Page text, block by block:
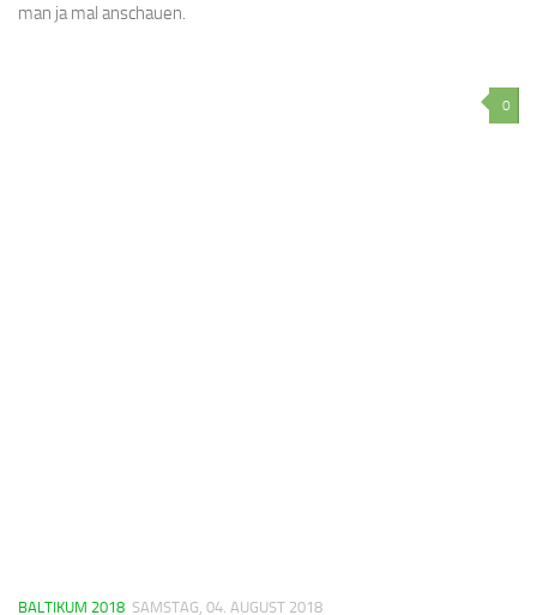
man ja mal anschauen.
0
BALTIKUM 2018 SAMSTAG, 04. AUGUST 2018